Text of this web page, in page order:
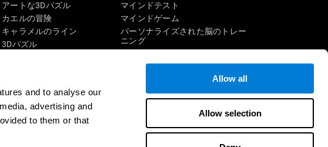
and to analyse our
advertising and
to them or that
Allow all
Allow selection
アートな3Dパズル
カエルの冒険
キャラメルのライン
3Dパズル
ボードゲーム
記憶力用オンラインゲーム
マインドゲーム
マインドテスト
マインドゲーム
パーソナライズされた脳のトレー
ニング
楽しい数学ゲーム
才能ある子供たち